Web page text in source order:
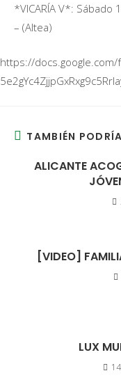
*VICARÍA V*: Sábado
– (Altea)
https://docs.google.com/
TAMBIÉN
ALICANTE
[VIDEO]
LUX